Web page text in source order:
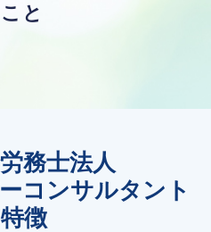
と
務士法人
コンサルタント
徴